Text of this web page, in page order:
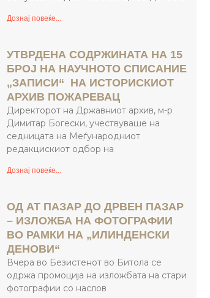
Дознај повеќе...
УТВРДЕНА СОДРЖИНАТА НА 15
БРОЈ НА НАУЧНОТО СПИСАНИЕ
„ЗАПИСИ“ НА ИСТОРИСКИОТ
АРХИВ ПОЖАРЕВАЦ
Директорот на Државниот архив, м-р
Димитар Богески, учествуваше на
седницата на Меѓународниот
редакцискиот одбор на
Дознај повеќе...
ОД АТ ПАЗАР ДО ДРВЕН ПАЗАР
– ИЗЛОЖБА НА ФОТОГРАФИИ
ВО РАМКИ НА „ИЛИНДЕНСКИ
ДЕНОВИ“
Вчера во Безистенот во Битола се
одржа промоција на изложбата на стари
фотографии со наслов